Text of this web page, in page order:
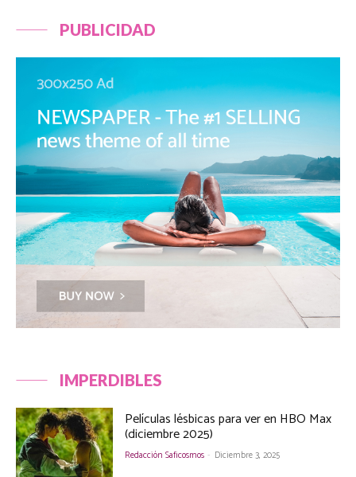
PUBLICIDAD
IMPERDIBLES
Películas lésbicas para ver en HBO Max
(diciembre 2025)
Redacción Saficosmos - Diciembre 3, 2025